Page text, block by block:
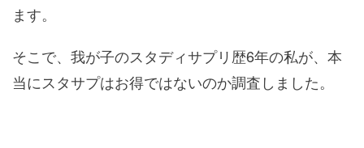
ます。
そこで、我が子のスタディサプリ歴6年の私が、本
当にスタサプはお得ではないのか調査しました。